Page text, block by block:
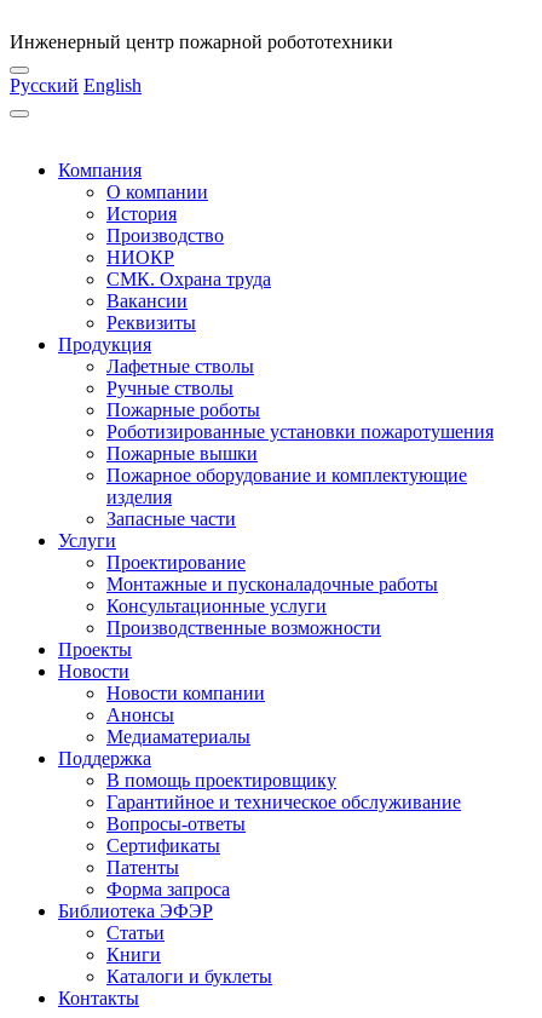
Инженерный центр пожарной робототехники
Русский English
Компания
О компании
История
Производство
НИОКР
СМК. Охрана труда
Вакансии
Реквизиты
Продукция
Лафетные стволы
Ручные стволы
Пожарные роботы
Роботизированные установки пожаротушения
Пожарные вышки
Пожарное оборудование и комплектующие
изделия
Запасные части
Услуги
Проектирование
Монтажные и пусконаладочные работы
Консультационные услуги
Производственные возможности
Проекты
Новости
Новости компании
Анонсы
Медиаматериалы
Поддержка
В помощь проектировщику
Гарантийное и техническое обслуживание
Вопросы-ответы
Сертификаты
Патенты
Форма запроса
Библиотека ЭФЭР
Статьи
Книги
Каталоги и буклеты
Контакты